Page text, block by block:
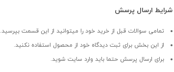
شرایط ارسال پرسش
تمامی سوالات قبل از خرید خود را میتوانید از این قسمت بپرسید.
از این بخش برای ثبت دیدگاه خود از محصول استفاده نکنید.
برای ارسال پرسش حتما باید وارد سایت شوید.